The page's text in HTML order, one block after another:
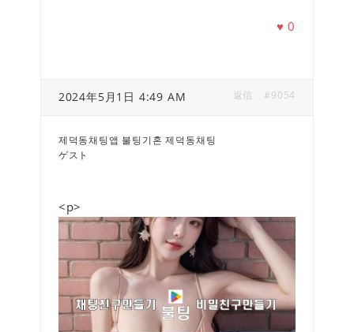
♥0
2024年5月1日 4:49 AM #9054
返信
제덕동채팅앱 불팅기혼 제덕동채팅
ゲスト
<p>